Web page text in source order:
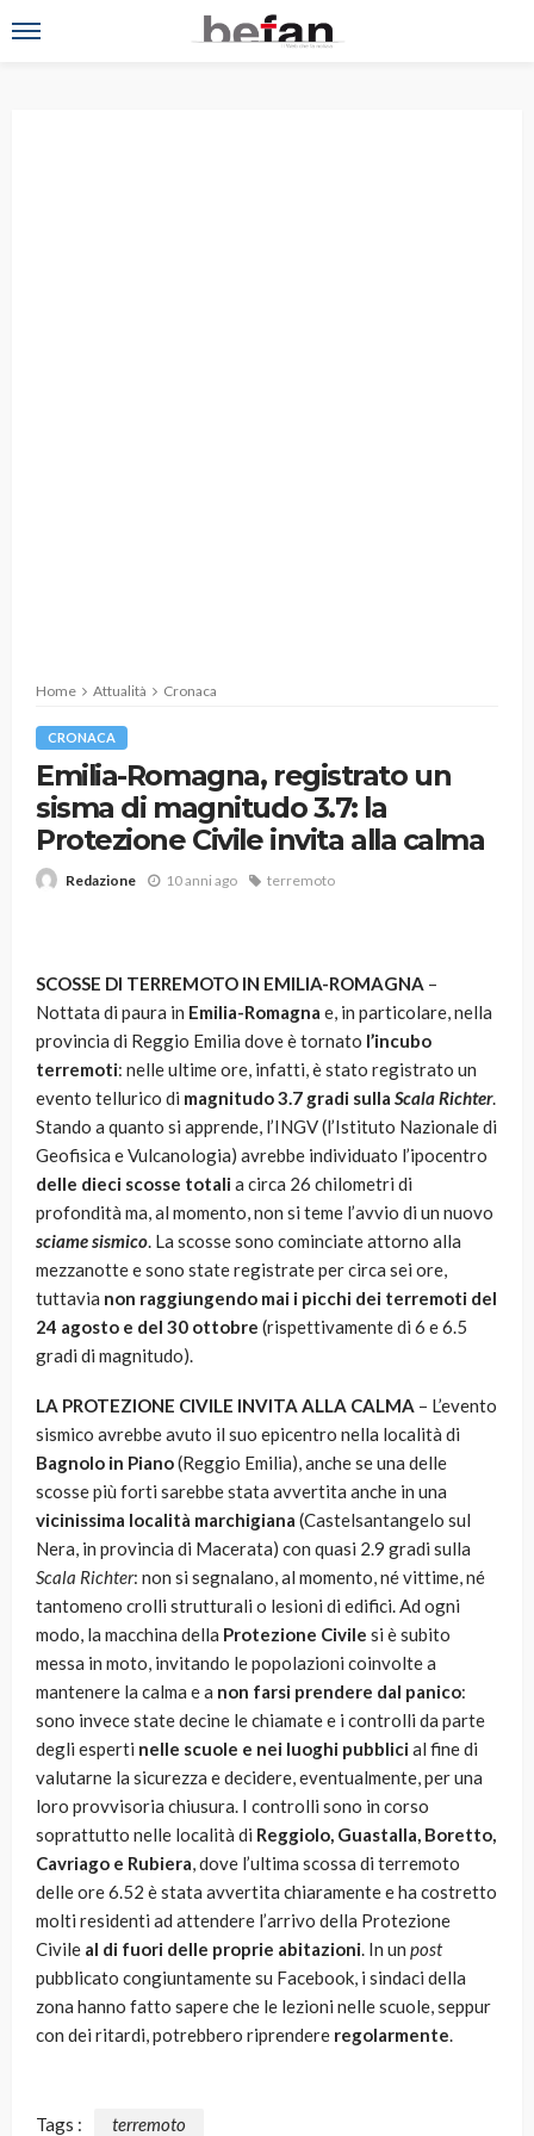
Home Attualità Cronaca
CRONACA
Emilia-Romagna, registrato un
sisma di magnitudo 3.7: la
Protezione Civile invita alla calma
Redazione 10 anni ago terremoto
SCOSSE DI TERREMOTO IN EMILIA-ROMAGNA –
Nottata di paura in Emilia-Romagna e, in particolare, nella
provincia di Reggio Emilia dove è tornato l’incubo
terremoti: nelle ultime ore, infatti, è stato registrato un
evento tellurico di magnitudo 3.7 gradi sulla Scala Richter.
Stando a quanto si apprende, l’INGV (l’Istituto Nazionale di
Geofisica e Vulcanologia) avrebbe individuato l’ipocentro
delle dieci scosse totalia circa 26 chilometri di
profondità ma, al momento, non si teme l’avvio di un nuovo
sciame sismico. La scosse sono cominciate attorno alla
mezzanotte e sono state registrate per circa sei ore,
tuttavia non raggiungendo mai i picchi dei terremoti del
24 agosto e del 30 ottobre (rispettivamente di 6 e 6.5
gradi di magnitudo).
LA PROTEZIONE CIVILE INVITA ALLA CALMA – L’evento
sismico avrebbe avuto il suo epicentro nella località di
Bagnolo in Piano(Reggio Emilia), anche se una delle
scosse più forti sarebbe stata avvertita anche in una
vicinissima località marchigiana (Castelsantangelo sul
Nera, in provincia di Macerata) con quasi 2.9 gradi sulla
Scala Richter: non si segnalano, al momento, né vittime, né
tantomeno crolli strutturali o lesioni di edifici. Ad ogni
modo, la macchina della Protezione Civile si è subito
messa in moto, invitando le popolazioni coinvolte a
mantenere la calma e a non farsi prendere dal panico:
sono invece state decine le chiamate e i controlli da parte
degli esperti nelle scuole e nei luoghi pubblicial fine di
valutarne la sicurezza e decidere, eventualmente, per una
loro provvisoria chiusura. I controlli sono in corso
soprattutto nelle località di Reggiolo, Guastalla, Boretto,
Cavriago e Rubiera, dove l’ultima scossa di terremoto
delle ore 6.52 è stata avvertita chiaramente e ha costretto
molti residenti ad attendere l’arrivo della Protezione
Civile al di fuori delle proprie abitazioni. In un post
pubblicato congiuntamente su Facebook, i sindaci della
zona hanno fatto sapere che le lezioni nelle scuole, seppur
con dei ritardi, potrebbero riprendere regolarmente.
Tags : terremoto